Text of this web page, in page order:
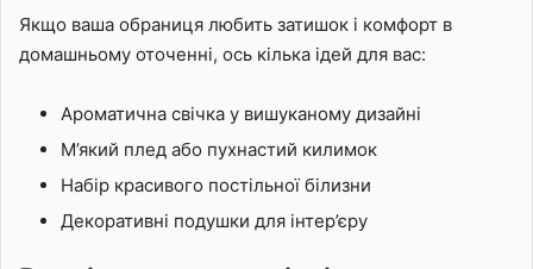
Якщо ваша обраниця любить затишок і комфорт в
домашньому оточенні, ось кілька ідей для вас:
Ароматична свічка у вишуканому дизайні
М’який плед або пухнастий килимок
Набір красивого постільної білизни
Декоративні подушки для інтер’єру